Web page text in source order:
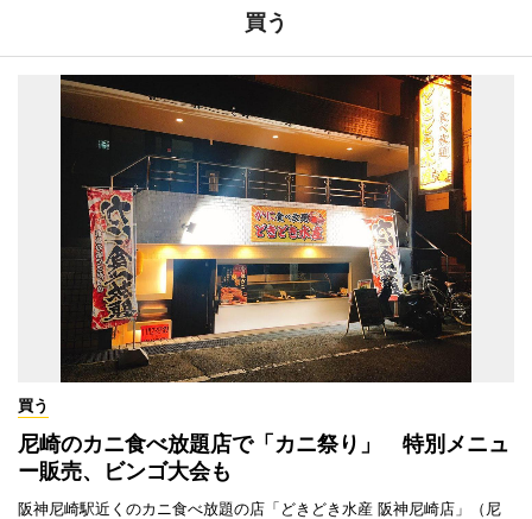
買う
買う
尼崎のカニ食べ放題店で「カニ祭り」 特別メニュ
ー販売、ビンゴ大会も
阪神尼崎駅近くのカニ食べ放題の店「どきどき水産 阪神尼崎店」（尼